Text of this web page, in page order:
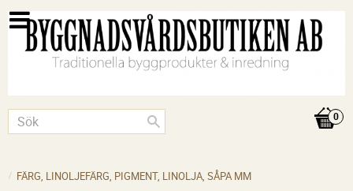
FÄRG, LINOLJEFÄRG, PIGMENT, LINOLJA, SÅPA MM